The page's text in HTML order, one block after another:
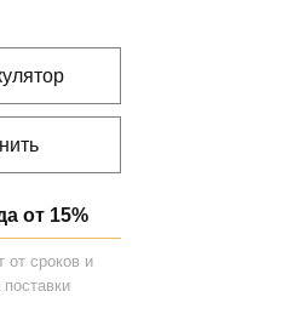
от 15%
от сроков и